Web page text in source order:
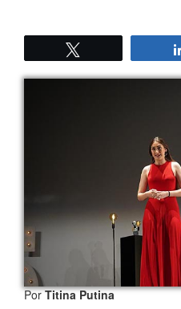
PorTitina Putina